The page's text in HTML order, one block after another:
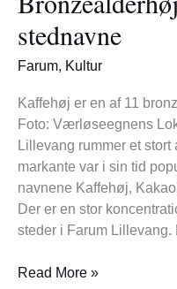
stednavne
Farum, Kultur
Kaffehøj er en af 11
Foto: Værløseegnens
Lillevang rummer et
markante var i sin tid
navnene Kaffehøj,
Der er en stor
steder i Farum Lillevang.
spøjse
stednavne
Read More »